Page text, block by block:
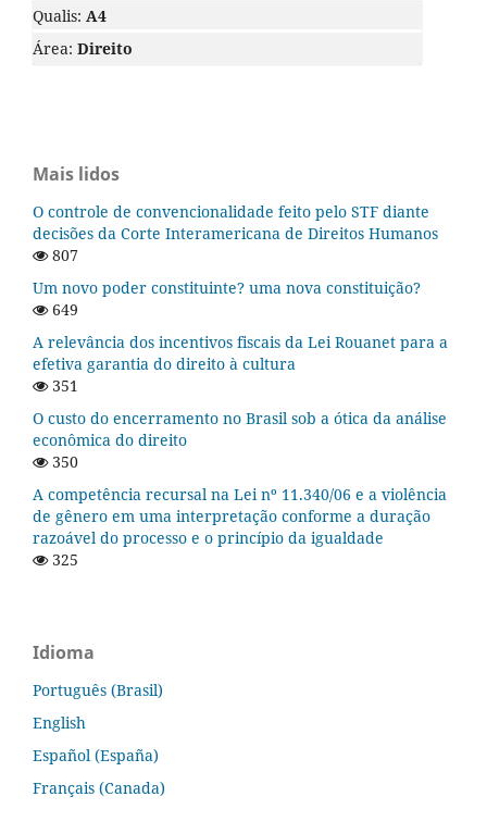
Qualis: A4
Área: Direito
Mais lidos
O controle de convencionalidade feito pelo STF diante
decisões da Corte Interamericana de Direitos Humanos
807
Um novo poder constituinte? uma nova constituição?
649
A relevância dos incentivos fiscais da Lei Rouanet para a
efetiva garantia do direito à cultura
351
O custo do encerramento no Brasil sob a ótica da análise
econômica do direito
350
A competência recursal na Lei nº 11.340/06 e a violência
de gênero em uma interpretação conforme a duração
razoável do processo e o princípio da igualdade
325
Idioma
Português (Brasil)
English
Español (España)
Français (Canada)